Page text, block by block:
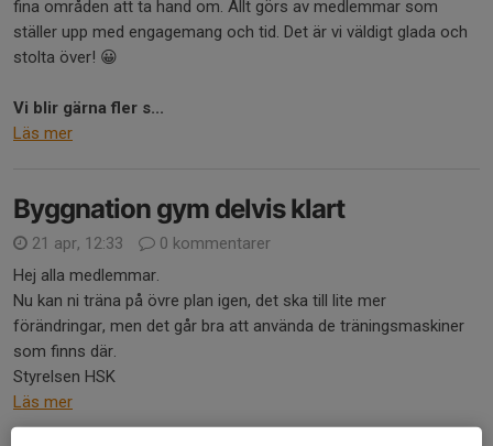
fina områden att ta hand om. Allt görs av medlemmar som
ställer upp med engagemang och tid. Det är vi väldigt glada och
stolta över! 😀
Vi blir gärna fler s...
Läs mer
Byggnation gym delvis klart
21 apr, 12:33
0 kommentarer
Hej alla medlemmar.
Nu kan ni träna på övre plan igen, det ska till lite mer
förändringar, men det går bra att använda de träningsmaskiner
som finns där.
Styrelsen HSK
Läs mer